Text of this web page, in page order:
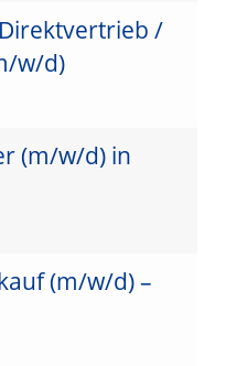
/
w/d)
(m/w/d) in
(m/w/d) –